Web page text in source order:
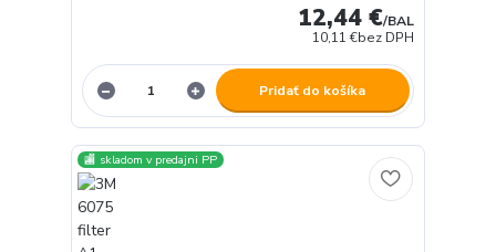
12,44 €/BAL
10,11 €bez DPH
Pridať do košíka
🏬 skladom v predajni PP